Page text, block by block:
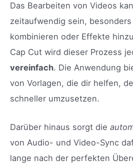
Das Bearbeiten von Videos
zeitaufwendig sein,
kombinieren oder Effekte
Cap Cut wird dieser Prozess
vereinfach. Die Anwendung
von Vorlagen, die dir helfen,
schneller umzusetzen.
Darüber hinaus sorgt die
von Audio- und Video-Sync
lange nach der perfekten